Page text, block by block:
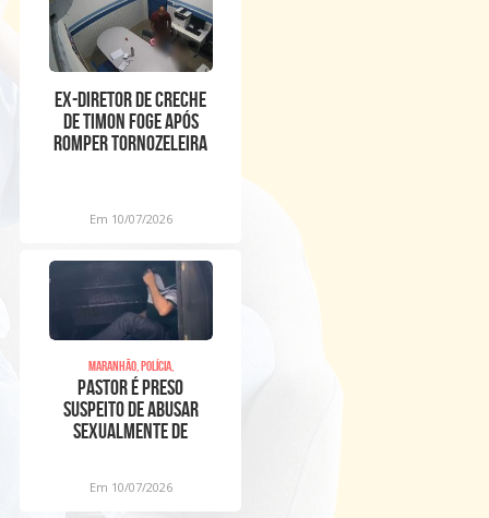
Ex-diretor de creche
de Timon foge após
romper tornozeleira
Em 10/07/2026
Maranhão, Polícia,
Pastor é preso
suspeito de abusar
sexualmente de
Em 10/07/2026